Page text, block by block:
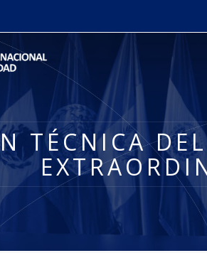
TÉCNICA